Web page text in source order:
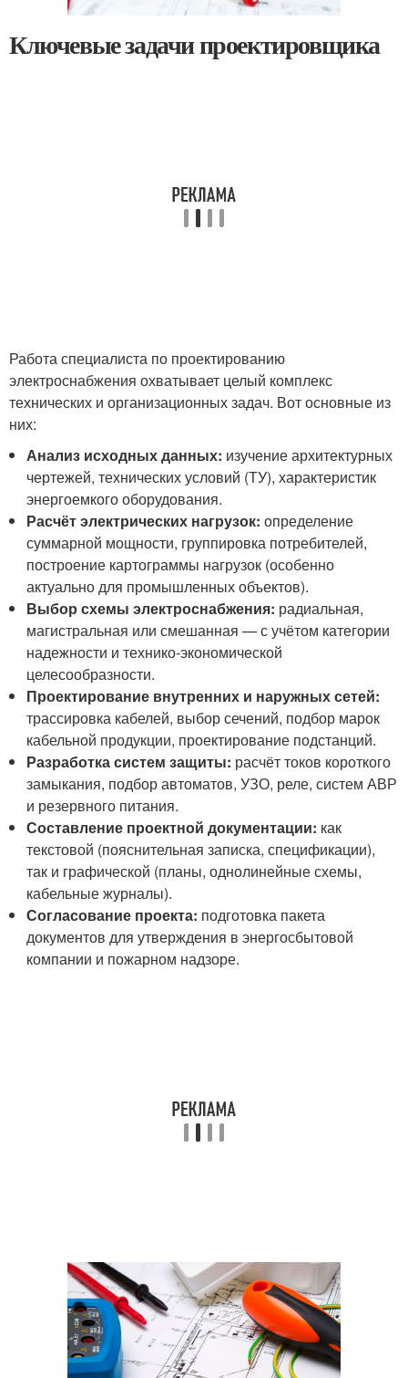
Ключевые задачи проектировщика
Работа специалиста по проектированию
электроснабжения охватывает целый комплекс
технических и организационных задач. Вот основные из
них:
Анализ исходных данных: изучение архитектурных
чертежей, технических условий (ТУ), характеристик
энергоемкого оборудования.
Расчёт электрических нагрузок: определение
суммарной мощности, группировка потребителей,
построение картограммы нагрузок (особенно
актуально для промышленных объектов).
Выбор схемы электроснабжения: радиальная,
магистральная или смешанная — с учётом категории
надежности и технико-экономической
целесообразности.
Проектирование внутренних и наружных сетей:
трассировка кабелей, выбор сечений, подбор марок
кабельной продукции, проектирование подстанций.
Разработка систем защиты: расчёт токов короткого
замыкания, подбор автоматов, УЗО, реле, систем АВР
и резервного питания.
Составление проектной документации: как
текстовой (пояснительная записка, спецификации),
так и графической (планы, однолинейные схемы,
кабельные журналы).
Согласование проекта: подготовка пакета
документов для утверждения в энергосбытовой
компании и пожарном надзоре.